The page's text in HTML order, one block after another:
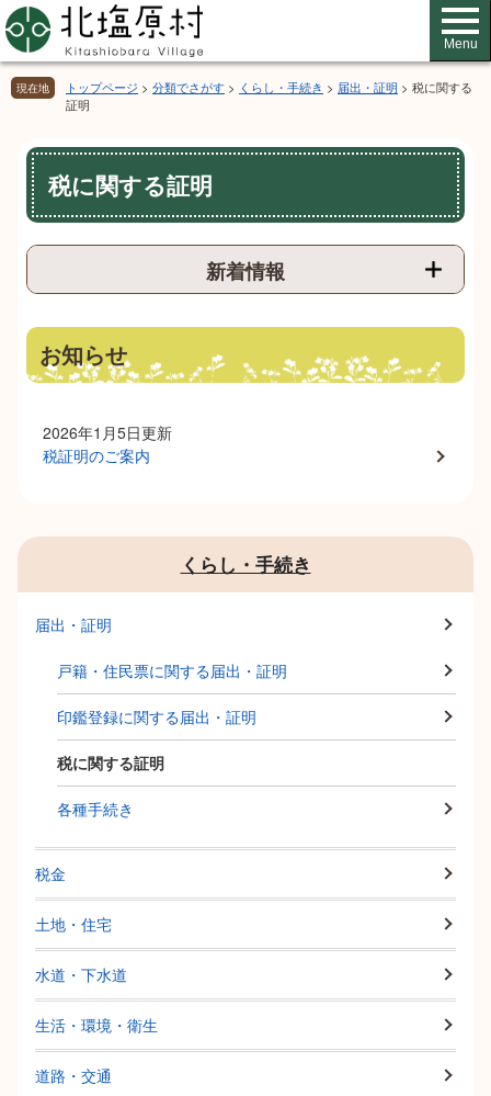
ペ
ー
ジ
の
先
メ
ニ
ュ
ー
を
Menu
現在地 トップページ > 分類でさがす > くらし・手続き > 届出・証明 > 税に関する
証明
本
文
税に関する証明
新着情報
お知らせ
2026年1月5日更新
税証明のご案内
くらし・手続き
届出・証明
戸籍・住民票に関する届出・証明
印鑑登録に関する届出・証明
税に関する証明
各種手続き
税金
土地・住宅
水道・下水道
生活・環境・衛生
道路・交通